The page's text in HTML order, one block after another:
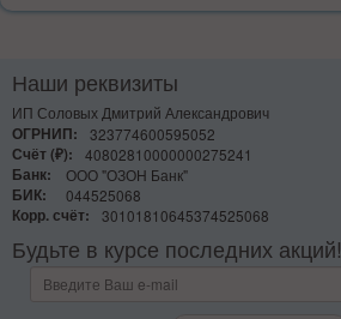
Наши реквизиты
ИП Соловых Дмитрий Александрович
ОГРНИП:
323774600595052
Счёт (₽):
40802810000000275241
Банк:
ООО "ОЗОН Банк"
БИК:
044525068
Корр. счёт:
30101810645374525068
Будьте в курсе последних акций!